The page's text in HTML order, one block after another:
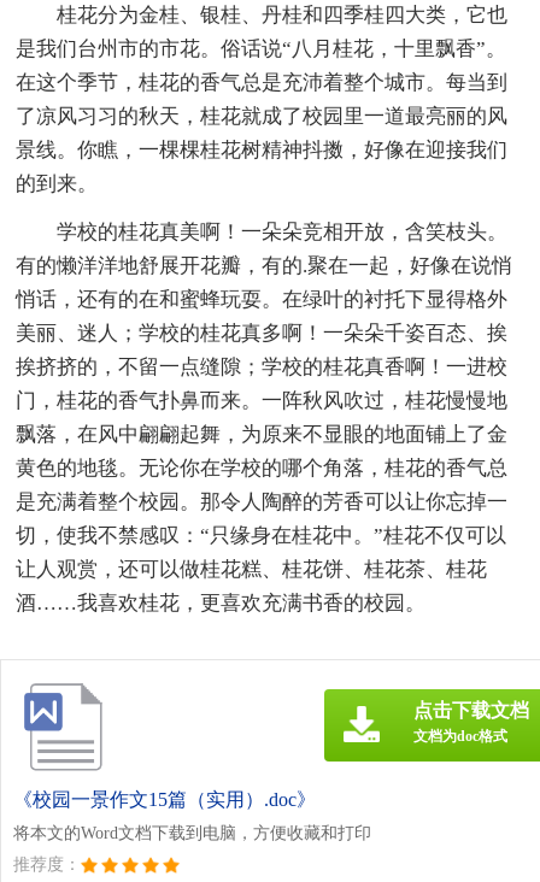
桂花分为金桂、银桂、丹桂和四季桂四大类，它也
是我们台州市的市花。俗话说“八月桂花，十里飘香”。
在这个季节，桂花的香气总是充沛着整个城市。每当到
了凉风习习的秋天，桂花就成了校园里一道最亮丽的风
景线。你瞧，一棵棵桂花树精神抖擞，好像在迎接我们
的到来。
学校的桂花真美啊！一朵朵竞相开放，含笑枝头。
有的懒洋洋地舒展开花瓣，有的.聚在一起，好像在说悄
悄话，还有的在和蜜蜂玩耍。在绿叶的衬托下显得格外
美丽、迷人；学校的桂花真多啊！一朵朵千姿百态、挨
挨挤挤的，不留一点缝隙；学校的桂花真香啊！一进校
门，桂花的香气扑鼻而来。一阵秋风吹过，桂花慢慢地
飘落，在风中翩翩起舞，为原来不显眼的地面铺上了金
黄色的地毯。无论你在学校的哪个角落，桂花的香气总
是充满着整个校园。那令人陶醉的芳香可以让你忘掉一
切，使我不禁感叹：“只缘身在桂花中。”桂花不仅可以
让人观赏，还可以做桂花糕、桂花饼、桂花茶、桂花
酒……我喜欢桂花，更喜欢充满书香的校园。
《校园一景作文15篇（实用）.doc》
将本文的Word文档下载到电脑，方便收藏和打印
推荐度：
点击下载文档
文档为doc格式